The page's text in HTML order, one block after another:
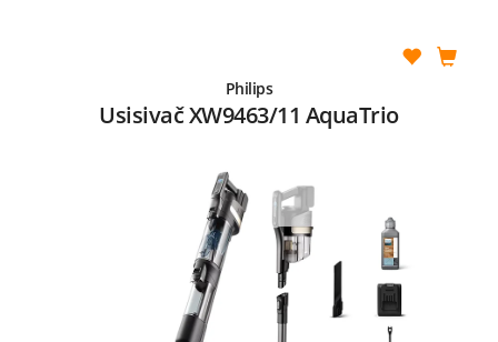
Philips
Usisivač XW9463/11 AquaTrio